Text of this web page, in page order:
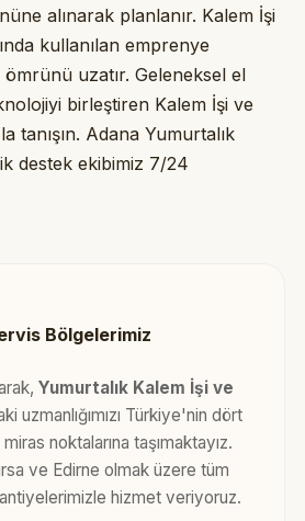
alınarak planlanır. Kalem İşi
kullanılan emprenye
ömrünü uzatır. Geleneksel el
birleştiren Kalem İşi ve
tanışın. Adana Yumurtalık
destek ekibimiz 7/24
Bölgelerimiz
Yumurtalık Kalem İşi ve
uzmanlığımızı Türkiye'nin dört
noktalarına taşımaktayız.
ve Edirne olmak üzere tüm
hizmet veriyoruz.